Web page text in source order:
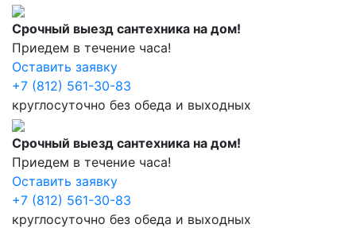
Срочный выезд сантехника на дом!
Приедем в течение часа!
Оставить заявку
+7 (812) 561-30-83
круглосуточно без обеда и выходных
Срочный выезд сантехника на дом!
Приедем в течение часа!
Оставить заявку
+7 (812) 561-30-83
круглосуточно без обеда и выходных